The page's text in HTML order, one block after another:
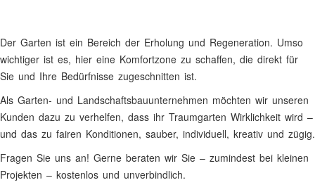
Der Garten ist ein Bereich der Erholung und Regeneration. Umso
wichtiger ist es, hier eine Komfortzone zu schaffen, die direkt für
Sie und Ihre Bedürfnisse zugeschnitten ist.
Als Garten- und Landschaftsbauunternehmen möchten wir unseren
Kunden dazu zu verhelfen, dass ihr Traumgarten Wirklichkeit wird –
und das zu fairen Konditionen, sauber, individuell, kreativ und zügig.
Fragen Sie uns an! Gerne beraten wir Sie – zumindest bei kleinen
Projekten – kostenlos und unverbindlich.